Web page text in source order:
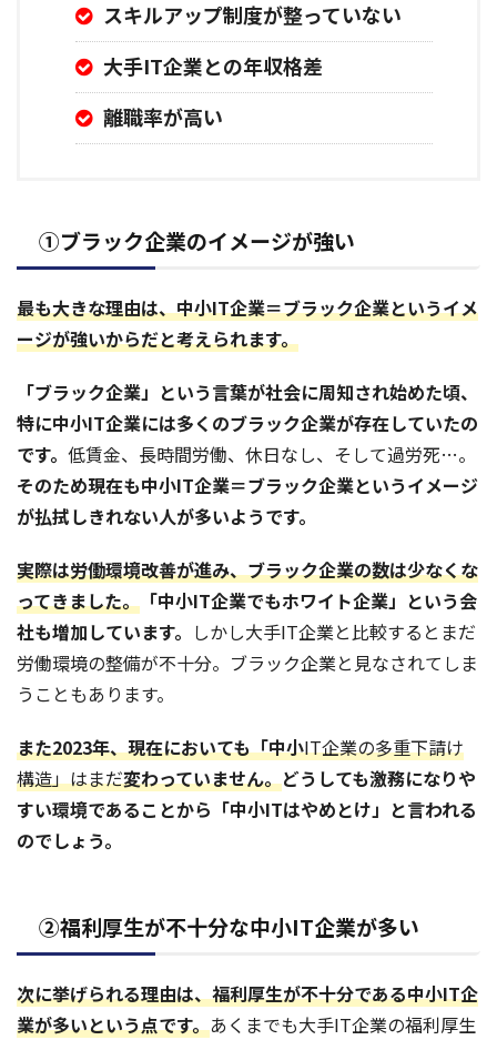
スキルアップ制度が整っていない
大手IT企業との年収格差
離職率が高い
①ブラック企業のイメージが強い
最も大きな理由は、中小IT企業＝ブラック企業というイメ
ージが強いからだと考えられます。
「ブラック企業」という言葉が社会に周知され始めた頃、
特に中小IT企業には多くのブラック企業が存在していたの
です。 低賃金、長時間労働、休日なし、そして過労死…。
そのため現在も中小IT企業＝ブラック企業というイメージ
が払拭しきれない人が多いようです。
実際は労働環境改善が進み、ブラック企業の数は少なくな
ってきました。 「中小IT企業でもホワイト企業」という会
社も増加しています。 しかし大手IT企業と比較するとまだ
労働環境の整備が不十分。ブラック企業と見なされてしま
うこともあります。
また2023年、現在においても「中小IT企業の多重下請け
構造」はまだ変わっていません。どうしても激務になりや
すい環境であることから「中小ITはやめとけ」と言われる
のでしょう。
②福利厚生が不十分な中小IT企業が多い
次に挙げられる理由は、福利厚生が不十分である中小IT企
業が多いという点です。あくまでも大手IT企業の福利厚生